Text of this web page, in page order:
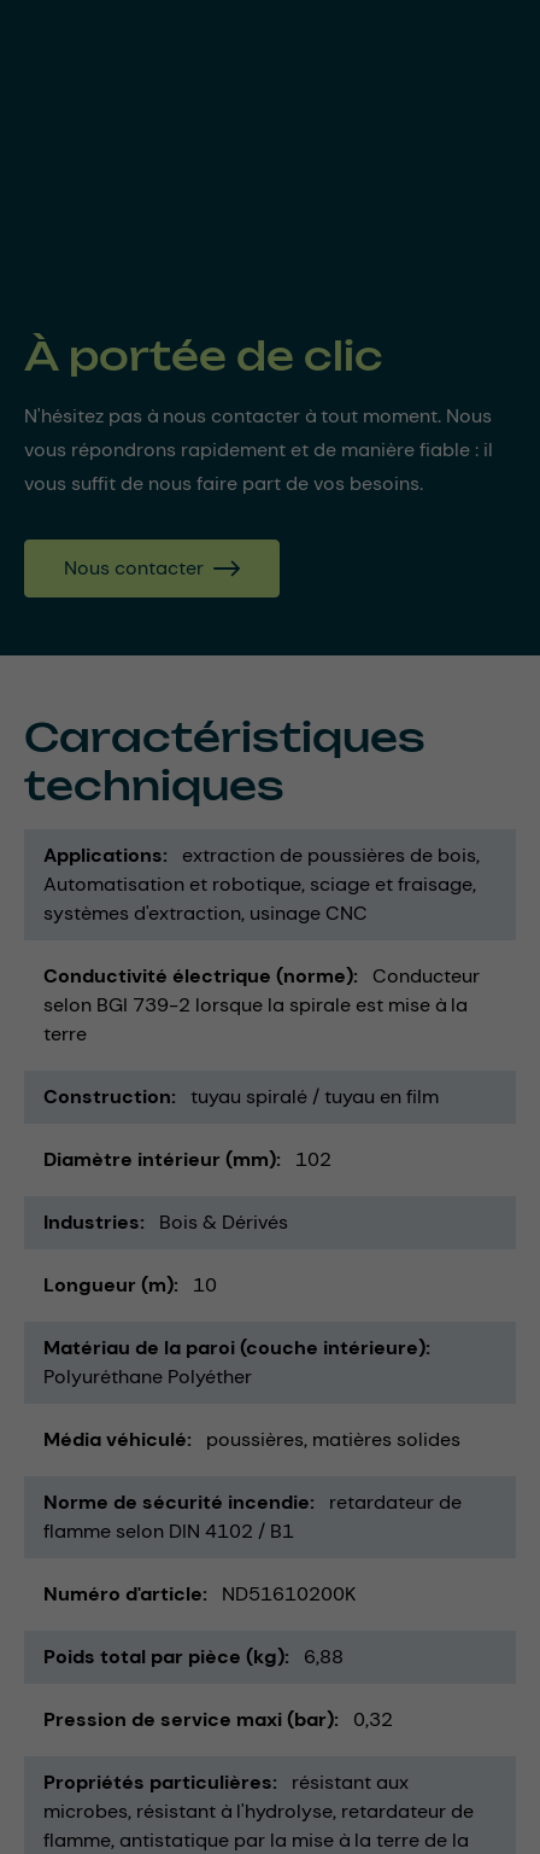
À portée de clic
N'hésitez pas à nous contacter à tout moment. Nous
vous répondrons rapidement et de manière fiable : il
vous suffit de nous faire part de vos besoins.
Nous contacter
Caractéristiques
techniques
Applications
extraction de poussières de bois
Automatisation et robotique sciage et fraisage
systèmes d'extraction usinage CNC
Conductivité électrique (norme)
Conducteur
selon BGI 739-2 lorsque la spirale est mise à la
terre
Construction tuyau spiralé / tuyau en film
Diamètre intérieur (mm) 102
Industries Bois & Dérivés
Longueur (m) 10
Matériau de la paroi (couche intérieure)
Polyuréthane Polyéther
Média véhiculé poussières matières solides
Norme de sécurité incendie
retardateur de
flamme selon DIN 4102 / B1
Numéro d'article ND51610200K
Poids total par pièce (kg) 6,88
Pression de service maxi (bar) 0,32
Propriétés particulières
résistant aux
microbes résistant à l'hydrolyse retardateur de
flamme antistatique par la mise à la terre de la